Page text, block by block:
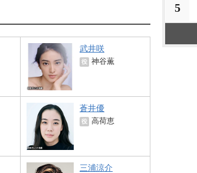
武井咲
役 神谷薫
蒼井優
役 高荷恵
三浦涼介
5